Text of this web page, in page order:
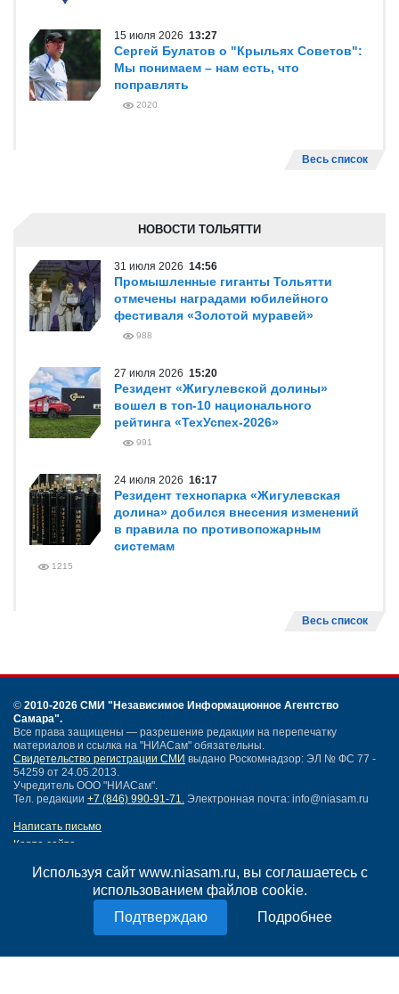
Используя сайт www.niasam.ru, вы соглашаетесь с
использованием файлов cookie.
Подробнее
15 июля 2026 13:27
Сергей Булатов о "Крыльях Советов":
Мы понимаем – нам есть, что
поправлять
2020
Весь список
НОВОСТИ ТОЛЬЯТТИ
31 июля 2026 14:56
Промышленные гиганты Тольятти
отмечены наградами юбилейного
фестиваля «Золотой муравей»
988
27 июля 2026 15:20
Резидент «Жигулевской долины»
вошел в топ-10 национального
рейтинга «ТехУспех-2026»
991
24 июля 2026 16:17
Резидент технопарка «Жигулевская
долина» добился внесения изменений
в правила по противопожарным
системам
1215
Весь список
© 2010-2026 СМИ "Независимое Информационное Агентство
Самара".
Все права защищены — разрешение редакции на перепечатку
материалов и ссылка на "НИАСам" обязательны.
Свидетельство регистрации СМИ выдано Роскомнадзор: ЭЛ № ФС 77 -
54259 от 24.05.2013.
Учредитель ООО "НИАСам".
Тел. редакции +7 (846) 990-91-71. Электронная почта: info@niasam.ru
Написать письмо
Карта сайта
Политика конфиденциальности
Согласие на обработку персональных данных